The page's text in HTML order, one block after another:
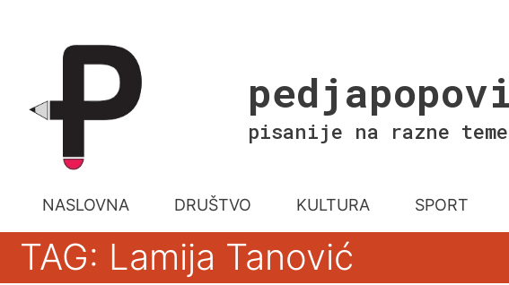
pisanije na razne teme
NASLOVNA DRUŠTVO KULTURA SPORT
TAG: Lamija Tanović